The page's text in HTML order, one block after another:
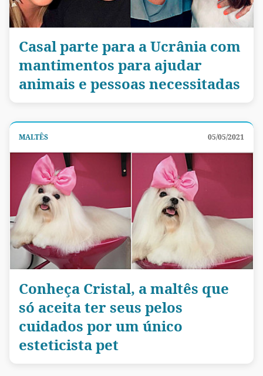
Casal parte para a Ucrânia com
mantimentos para ajudar
animais e pessoas necessitadas
MALTÊS 05/05/2021
Conheça Cristal, a maltês que
só aceita ter seus pelos
cuidados por um único
esteticista pet